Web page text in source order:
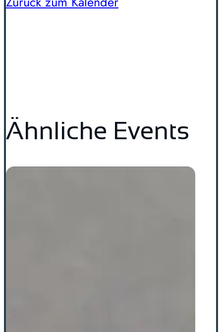
Ähnliche Events